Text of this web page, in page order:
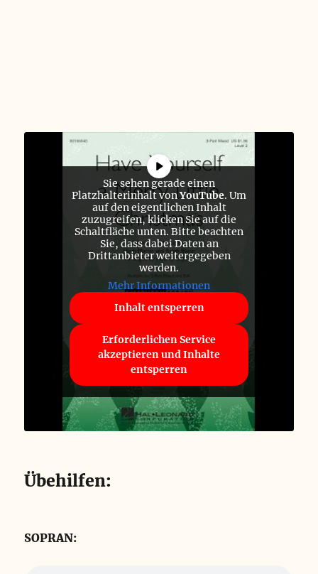
Sie sehen gerade einen
Platzhalterinhalt vonYouTube. Um
auf den eigentlichen Inhalt
zuzugreifen, klicken Sie auf die
Schaltfläche unten. Bitte beachten
Sie, dass dabei Daten an
Drittanbieter weitergegeben
werden.
Mehr Informationen
Inhalt entsperren
Erforderlichen Service
akzeptieren und Inhalte
entsperren
Übehilfen:
SOPRAN: